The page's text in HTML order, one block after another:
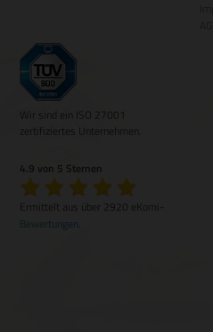
Wir sind ein ISO 27001
zertifiziertes Unternehmen.
4.9 von 5 Sternen
Ermittelt aus über 2920 eKomi-
Bewertungen